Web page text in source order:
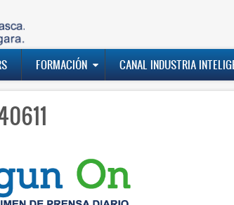
FORMACIÓN CANAL INDUSTRIA